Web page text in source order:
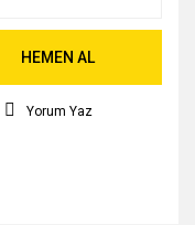
HEMEN AL
Yorum Yaz